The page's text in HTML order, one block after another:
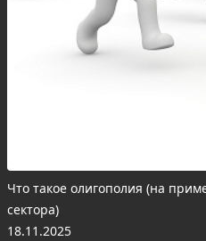
Что такое олигополия (на
сектора)
18.11.2025